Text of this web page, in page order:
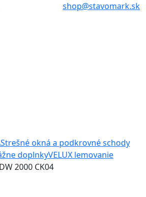
shop@stavomark.sk
Strešné okná a podkrovné schody
doplnkyVELUX lemovanie
2000 CK04